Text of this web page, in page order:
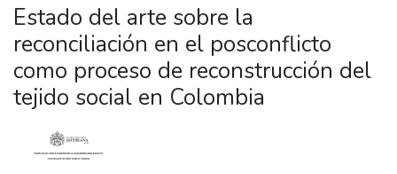
Statistics
Estado del arte sobre la
reconciliación en el posconflicto
como proceso de reconstrucción del
tejido social en Colombia